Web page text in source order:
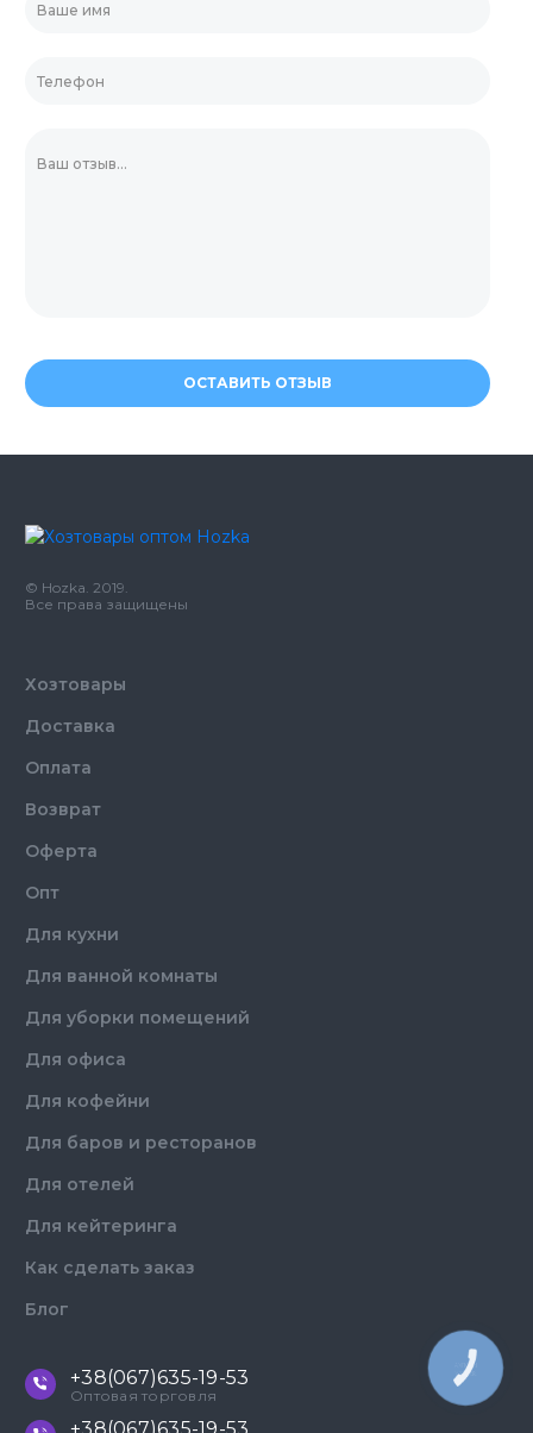
ОСТАВИТЬ ОТЗЫВ
© Hozka. 2019.
Все права защищены
Хозтовары
Доставка
Оплата
Возврат
Оферта
Опт
Для кухни
Для ванной комнаты
Для уборки помещений
Для офиса
Для кофейни
Для баров и ресторанов
Для отелей
Для кейтеринга
Как сделать заказ
Блог
+38(067)635-19-53
Оптовая торговля
КНОПКА
ЗВ'ЯЗКУ